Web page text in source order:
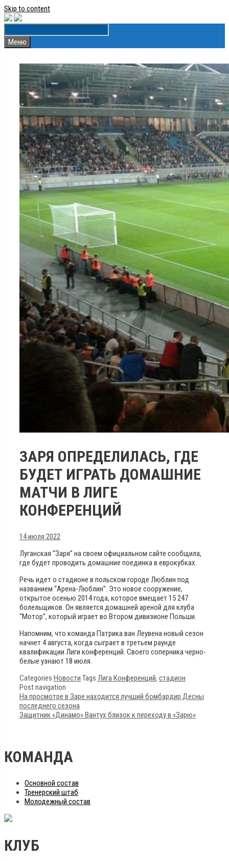
Skip to content
Меню
ЗАРЯ ОПРЕДЕЛИЛАСЬ, ГДЕ
БУДЕТ ИГРАТЬ ДОМАШНИЕ
МАТЧИ В ЛИГЕ
КОНФЕРЕНЦИЙ
14 июля 2022
Луганская “Заря” на своем официальном сайте сообщила,
где будет проводить домашние поединка в еврокубках.
Речь идет о стадионе в польском городе Люблин под
названием “Арена-Люблин”. Это новое сооружение,
открытое осенью 2014 года, которое вмещает 15 247
болельщиков. Он является домашней ареной для клуба
“Мотор”, который играет во Втором дивизионе Польши.
Напомним, что команда Патрика ван Леувена новый сезон
начнет 4 августа, когда сыграет в третьем раунде
квалификации Лиги конференций. Своего соперника черно-
белые узнают 18 июля.
Categories Новости Tags Лига Конференций, стадион
Post navigation
На просмотре в Заре находится лучший бомбардир Десны
последнего сезона
Защитник «Динамо» Вантух близок к переходу в «Зарю»
КОМАНДА
Основной состав
Тренерский штаб
Молодежный состав
КЛУБ